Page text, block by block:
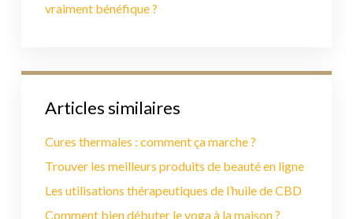
vraiment bénéfique ?
Articles similaires
Cures thermales : comment ça marche ?
Trouver les meilleurs produits de beauté en ligne
Les utilisations thérapeutiques de l’huile de CBD
Comment bien débuter le yoga à la maison ?